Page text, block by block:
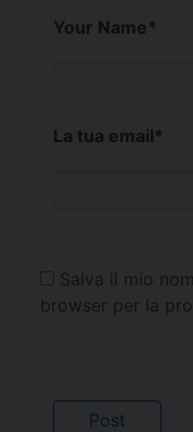
Your Name*
La tua email*
Salva il mio
browser per la